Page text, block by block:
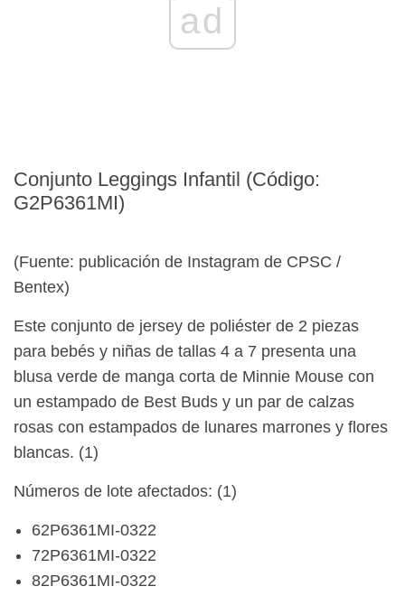
ad
Conjunto Leggings Infantil (Código:
G2P6361MI)
(Fuente: publicación de Instagram de CPSC /
Bentex)
Este conjunto de jersey de poliéster de 2 piezas
para bebés y niñas de tallas 4 a 7 presenta una
blusa verde de manga corta de Minnie Mouse con
un estampado de Best Buds y un par de calzas
rosas con estampados de lunares marrones y flores
blancas. (1)
Números de lote afectados: (1)
62P6361MI-0322
72P6361MI-0322
82P6361MI-0322